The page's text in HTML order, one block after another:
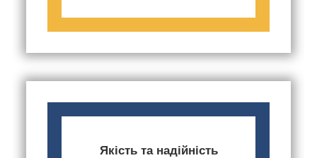
Якість та надійність